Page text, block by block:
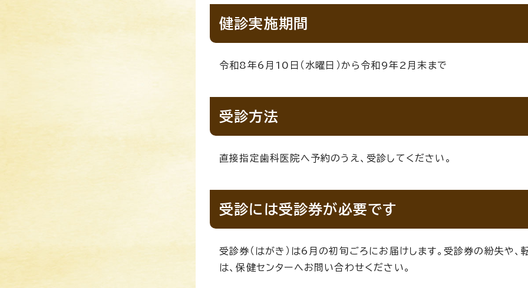
健診実施期間
令和8年6月10日（水曜日）から令和9年2月末まで
受診方法
直接指定歯科医院へ予約のうえ、受診してください。
受診には受診券が必要です
受診券（はがき）は6月の初旬ごろにお届けします。受診券の紛失や
は、保健センターへお問い合わせください。